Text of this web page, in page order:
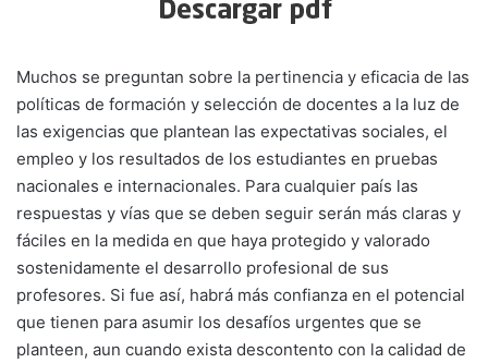
Muchos se preguntan sobre la pertinencia y eficacia de las
políticas de formación y selección de docentes a la luz de
las exigencias que plantean las expectativas sociales, el
empleo y los resultados de los estudiantes en pruebas
nacionales e internacionales. Para cualquier país las
respuestas y vías que se deben seguir serán más claras y
fáciles en la medida en que haya protegido y valorado
sostenidamente el desarrollo profesional de sus
profesores. Si fue así, habrá más confianza en el potencial
que tienen para asumir los desafíos urgentes que se
planteen, aun cuando exista descontento con la calidad de